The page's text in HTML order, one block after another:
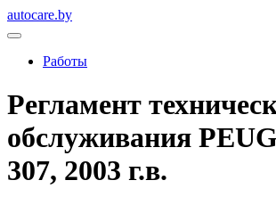
autocare.by
Работы
Регламент
обслуживания
307, 2003 г.в.